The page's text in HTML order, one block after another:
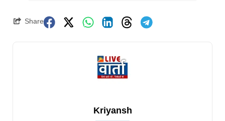
Share
Kriyansh